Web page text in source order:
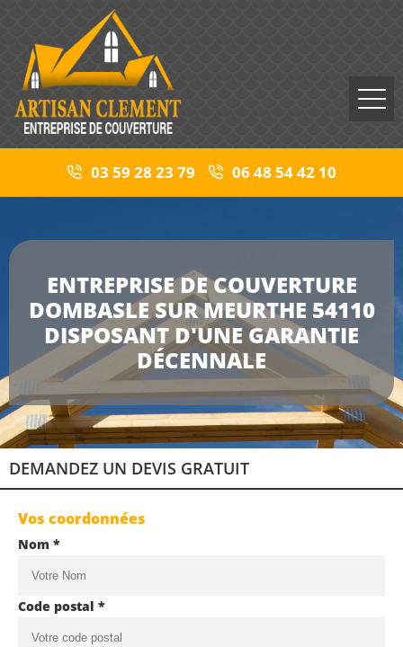
03 59 28 23 79 06 48 54 42 10
ENTREPRISE DE COUVERTURE
DOMBASLE SUR MEURTHE 54110
DISPOSANT D'UNE GARANTIE
DÉCENNALE
DEMANDEZ UN DEVIS GRATUIT
Vos coordonnées
Nom *
Code postal *